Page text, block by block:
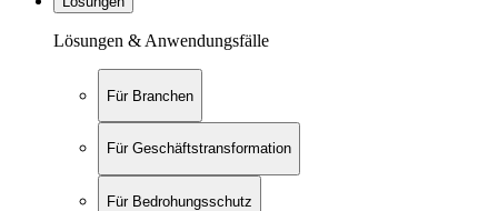
Lösungen & Anwendungsfälle
Für Branchen
Für Geschäftstransformation
Für Bedrohungsschutz